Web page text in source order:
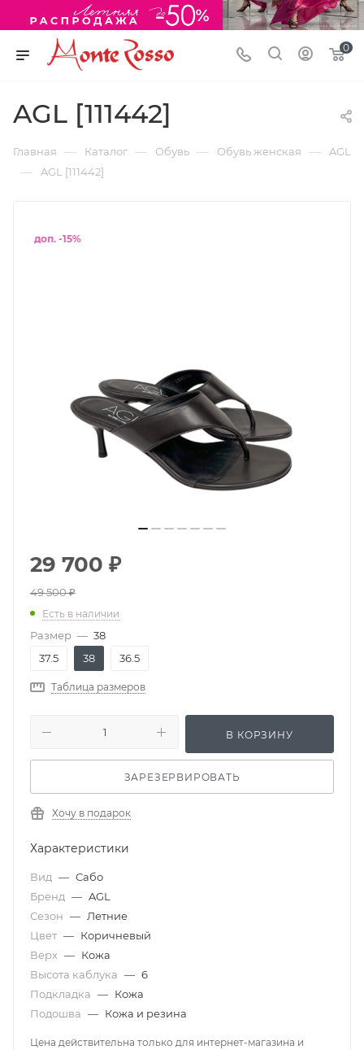
0
AGL [111442]
Главная — Каталог — Обувь — Обувь женская — AGL
— AGL [111442]
доп. -15%
29 700 ₽
49 500₽
Есть в наличии
Размер — 38
37.5
38 36.5
Таблица размеров
В КОРЗИНУ
ЗАРЕЗЕРВИРОВАТЬ
Хочу в подарок
Характеристики
Вид — Сабо
Бренд — AGL
Сезон — Летние
Цвет — Коричневый
Верх — Кожа
Высота каблука — 6
Подкладка — Кожа
Подошва — Кожа и резина
Цена действительна только для интернет-магазина и